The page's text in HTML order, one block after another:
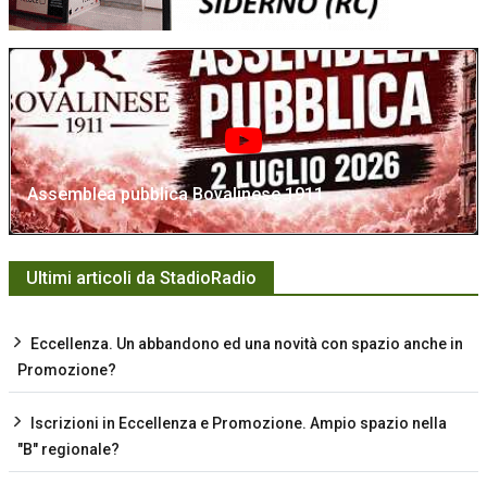
Assemblea pubblica Bovalinese 1911
Ultimi articoli da StadioRadio
Eccellenza. Un abbandono ed una novità con spazio anche in
Promozione?
Iscrizioni in Eccellenza e Promozione. Ampio spazio nella
"B" regionale?